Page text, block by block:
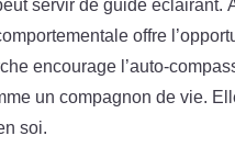
servir de guide éclairant.
offre
encourage l’auto-
un compagnon de vie.
soi.